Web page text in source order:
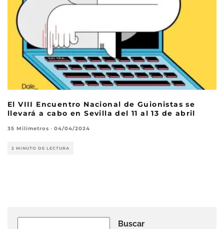
El VIII Encuentro Nacional de Guionistas se
llevará a cabo en Sevilla del 11 al 13 de abril
35 Milímetros · 04/04/2024
2 MINUTO DE LECTURA
Buscar